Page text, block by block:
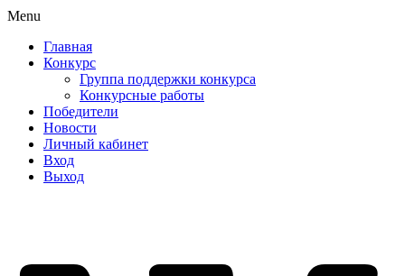
Menu
Главная
Конкурс
Группа поддержки конкурса
Конкурсные работы
Победители
Новости
Личный кабинет
Вход
Выход